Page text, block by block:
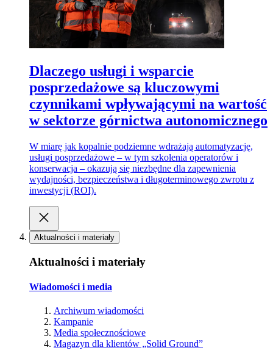
Dlaczego usługi i wsparcie
posprzedażowe są kluczowymi
czynnikami wpływającymi na wartość
w sektorze górnictwa autonomicznego
W miarę jak kopalnie podziemne wdrażają automatyzację,
usługi posprzedażowe – w tym szkolenia operatorów i
konserwacja – okazują się niezbędne dla zapewnienia
wydajności, bezpieczeństwa i długoterminowego zwrotu z
inwestycji (ROI).
Aktualności i materiały
Aktualności i materiały
Wiadomości i media
Archiwum wiadomości
Kampanie
Media społecznościowe
Magazyn dla klientów „Solid Ground”